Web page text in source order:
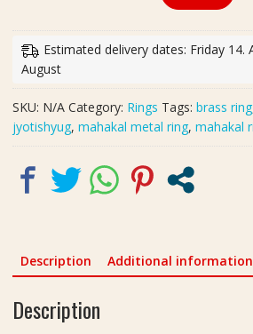
मेटल
रिंग)
quantity
Estimated delivery dates: Friday 14.
August
SKU: N/A Category: Rings Tags: brass ring
jyotishyug, mahakal metal ring, mahakal
Description Additional information
Description